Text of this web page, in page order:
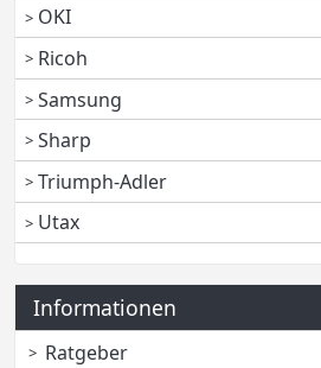
OKI
Ricoh
Samsung
Sharp
Triumph-Adler
Utax
Informationen
Ratgeber